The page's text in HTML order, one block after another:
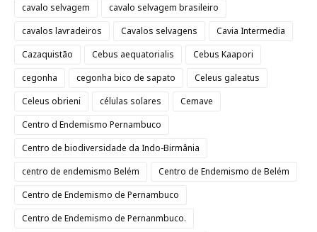
cavalo selvagem
cavalo selvagem brasileiro
cavalos lavradeiros
Cavalos selvagens
Cavia Intermedia
Cazaquistão
Cebus aequatorialis
Cebus Kaapori
cegonha
cegonha bico de sapato
Celeus galeatus
Celeus obrieni
células solares
Cemave
Centro d Endemismo Pernambuco
Centro de biodiversidade da Indo-Birmânia
centro de endemismo Belém
Centro de Endemismo de Belém
Centro de Endemismo de Pernambuco
Centro de Endemismo de Pernanmbuco.